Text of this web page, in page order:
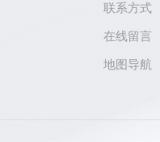
联系方式
在线留言
地图导航